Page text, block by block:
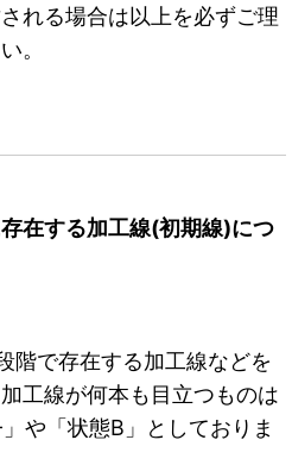
れる場合は以上を必ずご理
。
在する加工線(初期線)につ
階で存在する加工線などを
工線が何本も目立つものは
や「状態B」としておりま